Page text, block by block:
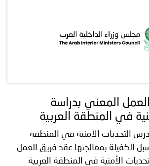
المعني بدراسة
في المنطقة العربية
التحديات الأمنية في المنطقة
الكفيلة بمعالجتها عقد فريق العمل
الأمنية في المنطقة العربية